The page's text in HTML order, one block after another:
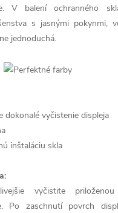
V balení ochranného
s jasnými pokynmi,
jednoduchá.
dokonalé vyčistenie displeja
inštaláciu skla
vyčistite priloženou
Po zaschnutí povrch